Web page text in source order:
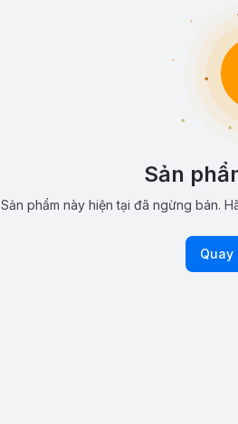
Sản
Sản phẩm này hiện tại đã ngừng bán.
Quay